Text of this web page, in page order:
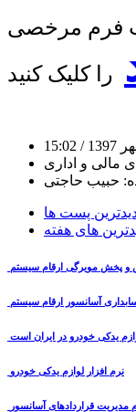
فرم مرخصی
/ 15:02
مالی و اداری
حبیب حاجتی
پست ها
های هفته
و پخش مویرگی ارقام سیستم
آسانسور ارقام سیستم
نرم افزار لوازم یدکی خودرو
مدیریت قراردادهای آسانسور